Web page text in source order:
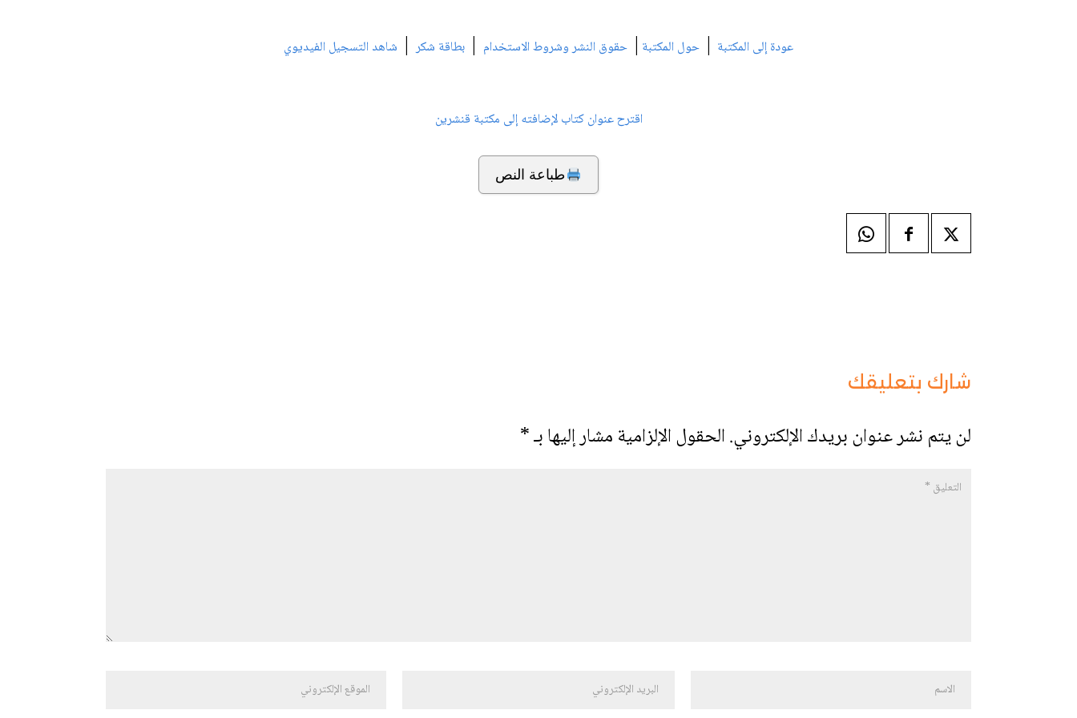
عودة إلى المكتبة | حول المكتبة | حقوق النشر وشروط الاستخدام | بطاقة شكر| شاهد التسجيل الفيديوي
اقترح عنوان كتاب لإضافته إلى مكتبة قنشرين
طباعة النص
شارك بتعليقك
لن يتم نشر عنوان بريدك الإلكتروني.الحقول الإلزامية مشار إليها بـ*